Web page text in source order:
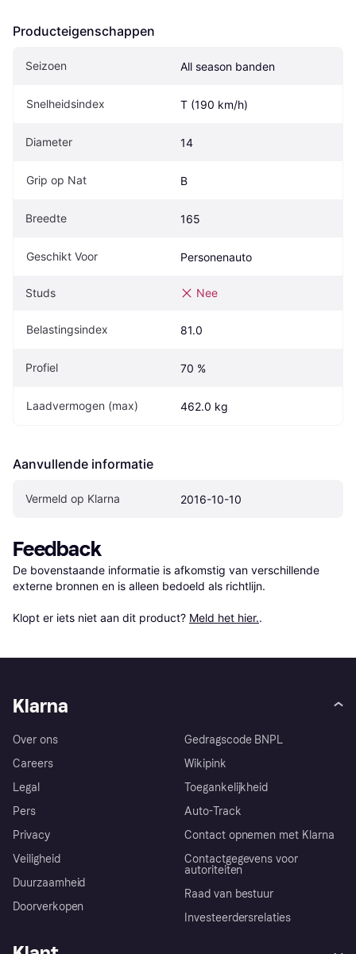
Producteigenschappen
Seizoen All season banden
Snelheidsindex T (190 km/h)
Diameter 14
Grip op Nat B
Breedte 165
Geschikt Voor Personenauto
Studs Nee
Belastingsindex 81.0
Profiel 70 %
Laadvermogen (max) 462.0 kg
Aanvullende informatie
Vermeld op Klarna 2016-10-10
Feedback
De bovenstaande informatie is afkomstig van verschillende
externe bronnen en is alleen bedoeld als richtlijn.
Klopt er iets niet aan dit product? Meld het hier..
Klarna
Over ons
Careers
Legal
Pers
Privacy
Veiligheid
Duurzaamheid
Doorverkopen
Gedragscode BNPL
Wikipink
Toegankelijkheid
Auto-Track
Contact opnemen met Klarna
Contactgegevens voor
autoriteiten
Raad van bestuur
Investeerdersrelaties